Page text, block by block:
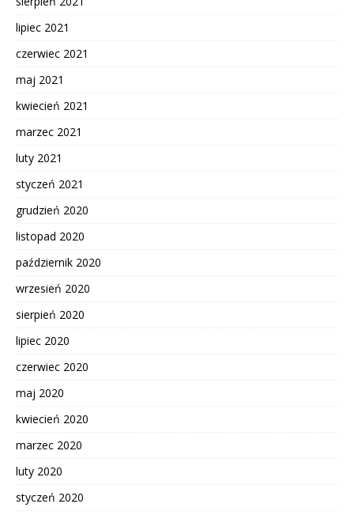
lipiec 2021
czerwiec 2021
maj 2021
kwiecień 2021
marzec 2021
luty 2021
styczeń 2021
grudzień 2020
listopad 2020
październik 2020
wrzesień 2020
sierpień 2020
lipiec 2020
czerwiec 2020
maj 2020
kwiecień 2020
marzec 2020
luty 2020
styczeń 2020